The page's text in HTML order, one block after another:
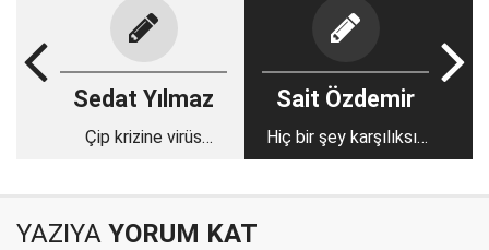
Sedat Yılmaz
Çip krizine virüs
Sait Özdemir
Hiç bir şey karşılıksız
kalmaz, etme bulma
YAZIYA YORUM KAT